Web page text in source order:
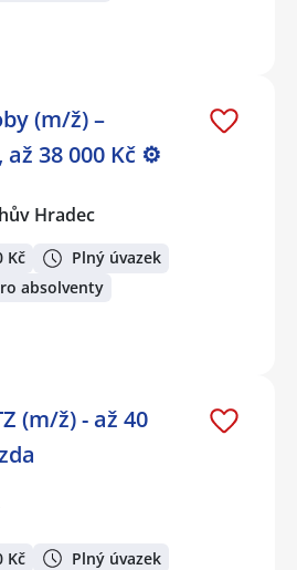
(m/ž) –
38 000 Kč ⚙️
Hradec
Kč
Plný úvazek
absolventy
(m/ž) - až 40
Kč Plný úvazek